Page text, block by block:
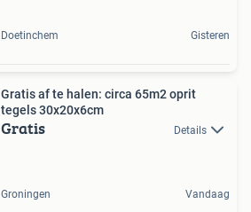
Doetinchem Gisteren
Gratis af te halen: circa 65m2 oprit
tegels 30x20x6cm
Gratis Details
Groningen Vandaag